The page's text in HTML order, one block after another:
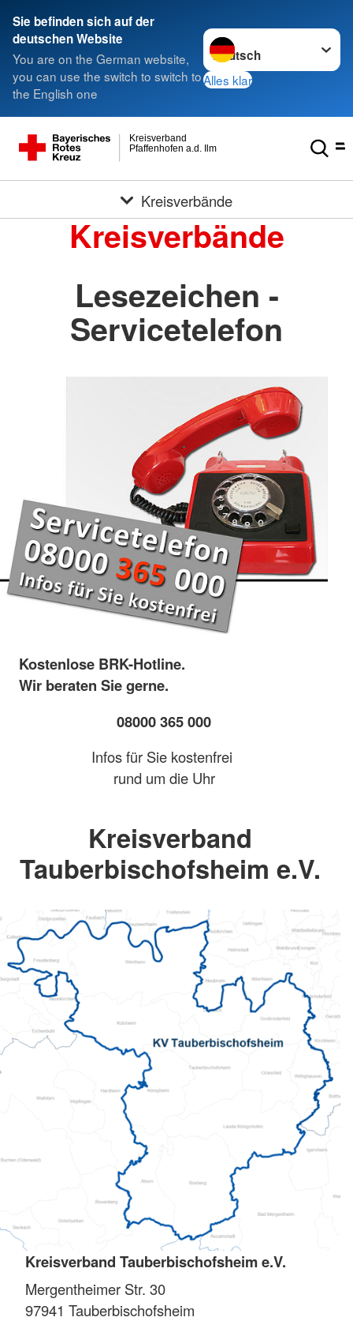
Sie befinden sich auf der
deutschen Website
You are on the German website,
you can use the switch to switch to
the English one
Sprache wechseln zu
Alles klar
Pfaffenhofen a.d. Ilm
Kreisverband
Kreisverbände
Kreisverbände
Lesezeichen -
Servicetelefon
Kostenlose BRK-Hotline.
Wir beraten Sie gerne.
08000 365 000
Infos für Sie kostenfrei
rund um die Uhr
Kreisverband
Tauberbischofsheim e.V.
Kreisverband Tauberbischofsheim e.V.
Mergentheimer Str. 30
97941 Tauberbischofsheim